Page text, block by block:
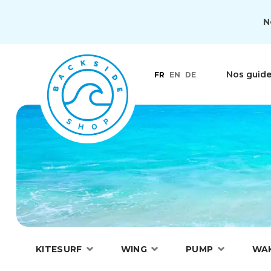
FR EN DE Nos
KITESURF WING PUMP